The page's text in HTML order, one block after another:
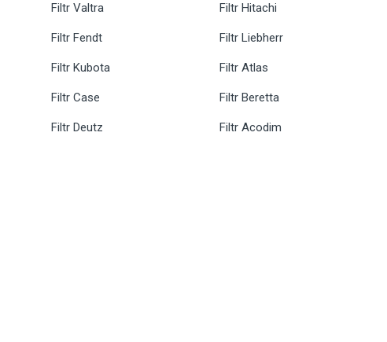
Filtr Valtra
Filtr Fendt
Filtr Kubota
Filtr Case
Filtr Deutz
Filtr Hitachi
Filtr Liebherr
Filtr Atlas
Filtr Beretta
Filtr Acodim